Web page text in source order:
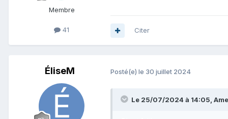
Membre
41 Citer
ÉliseM Posté(e) le 30 juillet 2024
Le 25/07/2024 à 14:05,